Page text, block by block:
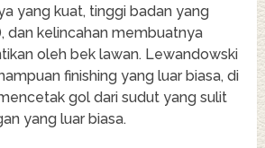
yang kuat, tinggi badan yang
dan kelincahan membuatnya
oleh bek lawan. Lewandowski
finishing yang luar biasa, di
gol dari sudut yang sulit
yang luar biasa.